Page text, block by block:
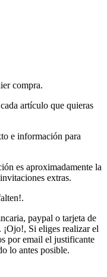
compra.
artículo que quieras
e información para
es aproximadamente la
extras.
paypal o tarjeta de
Si eliges realizar el
por email el justificante
lo antes posible.